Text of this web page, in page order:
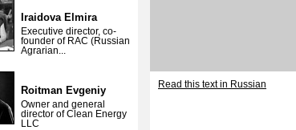
Iraidova Elmira
Executive director, co-
founder of RAC (Russian
Agrarian...
Roitman Evgeniy
Owner and general
director of Clean Energy
LLC
Read this text in Russian